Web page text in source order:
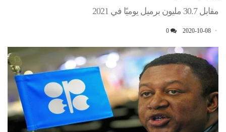
مقابل 30.7 مليون برميل يوميًا في 2021
2020-10-08
0